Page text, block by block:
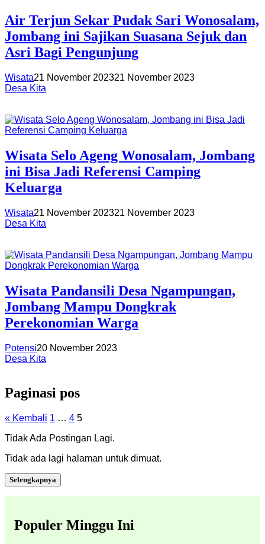
Air Terjun Sekar Pudak Sari Wonosalam,
Jombang ini Sajikan Suasana Sejuk dan
Asri Bagi Pengunjung
Wisata21 November 202321 November 2023
Desa Kita
Wisata Selo Ageng Wonosalam, Jombang
ini Bisa Jadi Referensi Camping
Keluarga
Wisata21 November 202321 November 2023
Desa Kita
Wisata Pandansili Desa Ngampungan,
Jombang Mampu Dongkrak
Perekonomian Warga
Potensi20 November 2023
Desa Kita
Paginasi pos
« Kembali 1 … 4 5
Tidak Ada Postingan Lagi.
Tidak ada lagi halaman untuk dimuat.
Selengkapnya
Populer Minggu Ini